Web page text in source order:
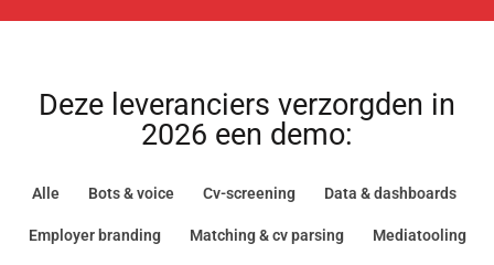
Deze leveranciers verzorgden in
2026 een demo:
Alle Bots & voice Cv-screening Data & dashboards
Employer branding Matching & cv parsing Mediatooling